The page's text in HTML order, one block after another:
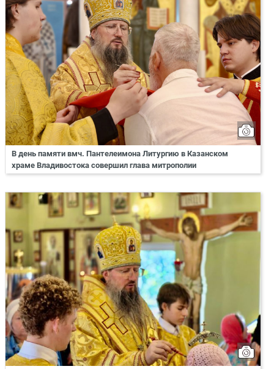
В день памяти вмч. Пантелеимона Литургию в Казанском
храме Владивостока совершил глава митрополии